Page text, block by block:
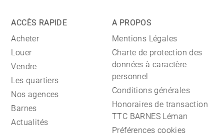
ACCÈS RAPIDE
Acheter
Louer
Vendre
Les quartiers
Nos agences
Barnes
Actualités
A PROPOS
Mentions Légales
Charte de protection des
données à caractère
personnel
Conditions générales
Honoraires de transaction
TTC BARNES Léman
Préférences cookies